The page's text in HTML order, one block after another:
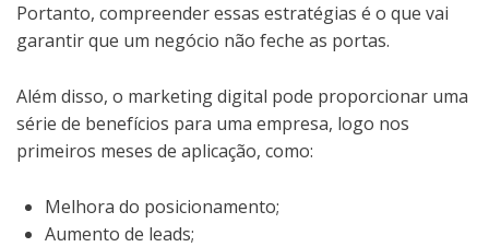
Portanto, compreender essas estratégias é o que vai
garantir que um negócio não feche as portas.
Além disso, o marketing digital pode proporcionar uma
série de benefícios para uma empresa, logo nos
primeiros meses de aplicação, como:
Melhora do posicionamento;
Aumento de leads;